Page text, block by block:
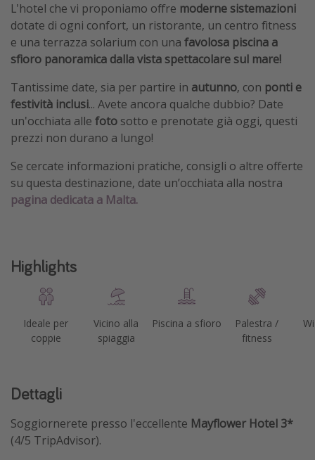
L'hotel che vi proponiamo offre moderne sistemazioni
dotate di ogni confort, un ristorante, un centro fitness
e una terrazza solarium con una favolosa piscina a
sfioro panoramica dalla vista spettacolare sul mare!
Tantissime date, sia per partire in autunno, con ponti e
festività inclusi... Avete ancora qualche dubbio? Date
un'occhiata alle foto sotto e prenotate già oggi, questi
prezzi non durano a lungo!
Se cercate informazioni pratiche, consigli o altre offerte
su questa destinazione, date un’occhiata alla nostra
pagina dedicata a Malta.
Highlights
Ideale per
coppie
Vicino alla
spiaggia
Piscina a sfioro
Palestra /
fitness
Dettagli
Soggiornerete presso l'eccellente Mayflower Hotel 3*
(4/5 TripAdvisor).